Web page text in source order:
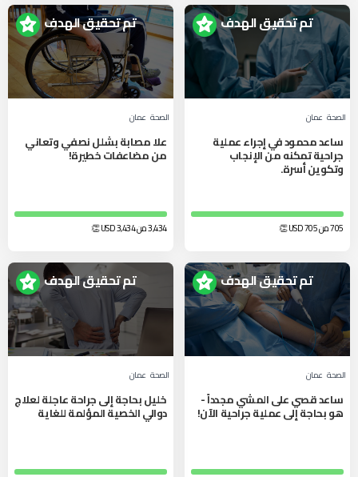
تم تحقيق الهدف
الصحة عمان
ساعد محمود في إجراء عملية
جراحية تمكنه من الإنجاب
وتكوين أسرة.
705 من 705 USD
👏
تم تحقيق الهدف
الصحة عمان
علا مصابة بشلل نصفي وتعاني
من مضاعفات خطيرة!
3,434 من 3,434 USD
👏
تم تحقيق الهدف
الصحة عمان
ساعد قصي على المشي مجدداً -
هو بحاجة إلى عملية جراحية الآن!
تم تحقيق الهدف
الصحة عمان
خليل بحاجة إلى جراحة عاجلة لعلاج
دوالي الخصية المؤلمة للغاية